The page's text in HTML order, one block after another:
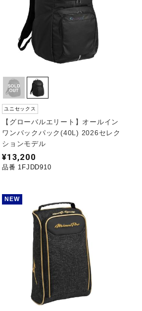
ユニセックス
【グローバルエリート】オールイン
ワンバックパック(40L) 2026セレク
ションモデル
¥13,200
品番 1FJDD910
NEW